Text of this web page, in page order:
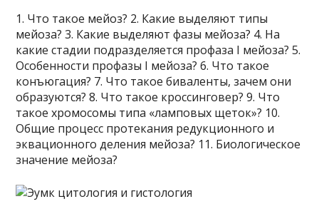
1. Что такое мейоз? 2. Какие выделяют типы
мейоза? 3. Какие выделяют фазы мейоза? 4. На
какие стадии подразделяется профаза I мейоза? 5.
Особенности профазы I мейоза? 6. Что такое
конъюгация? 7. Что такое биваленты, зачем они
образуются? 8. Что такое кроссинговер? 9. Что
такое хромосомы типа «ламповых щеток»? 10.
Общие процесс протекания редукционного и
эквационного деления мейоза? 11. Биологическое
значение мейоза?